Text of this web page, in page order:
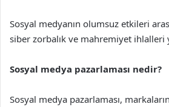
Sosyal medyanın olumsuz etkileri
siber zorbalık ve mahremiyet ihlalleri
Sosyal medya pazarlaması nedir?
Sosyal medya pazarlaması,